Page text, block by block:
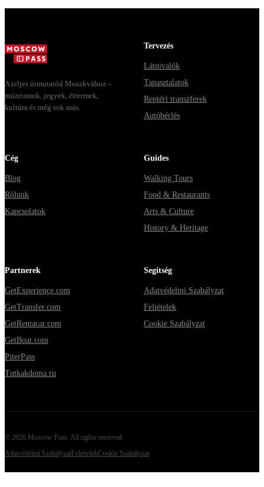
готовый
ко...
собр...
самая
A teljes útmutatód Moszkvához –
múzeumok, jegyek, éttermek,
kultúra és még sok más.
Tervezés
Látnivalók
Tapasztalatok
Reptéri transzferek
Autóbérlés
Cég
Blog
Rólunk
Kapcsolatok
Guides
Walking Tours
Food & Restaurants
Arts & Culture
History & Heritage
Partnerek
GetExperience.com
GetTransfer.com
GetRentacar.com
GetBoat.com
PiterPass
Tutkakdoma.ru
Segítség
Adatvédelmi Szabályzat
Feltételek
Cookie Szabályzat
© 2026 Moscow Pass. All rights reserved.
Adatvédelmi SzabályzatFeltételekCookie Szabályzat